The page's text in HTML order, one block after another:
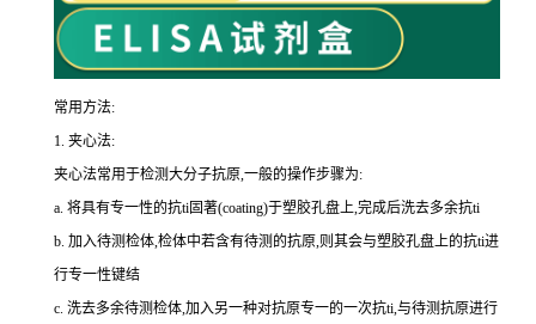
常用方法:
1. 夹心法:
夹心法常用于检测大分子抗原,一般的操作步骤为:
a. 将具有专一性的抗ti固著(coating)于塑胶孔盘上,完成后洗去多余抗ti
b. 加入待测检体,检体中若含有待测的抗原,则其会与塑胶孔盘上的抗ti进
行专一性键结
c. 洗去多余待测检体,加入另一种对抗原专一的一次抗ti,与待测抗原进行